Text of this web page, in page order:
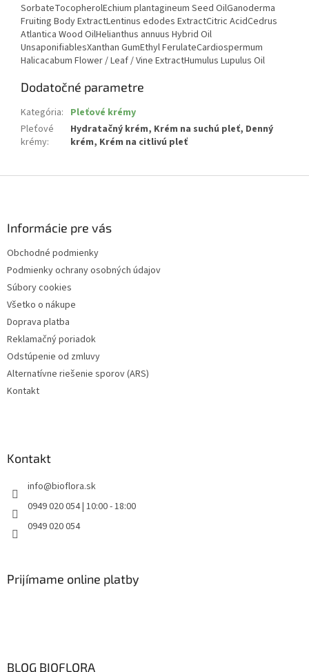
SorbateTocopherolEchium plantagineum Seed OilGanoderma
Fruiting Body ExtractLentinus edodes ExtractCitric AcidCedrus
Atlantica Wood OilHelianthus annuus Hybrid Oil
UnsaponifiablesXanthan GumEthyl FerulateCardiospermum
Halicacabum Flower / Leaf / Vine ExtractHumulus Lupulus Oil
Dodatočné parametre
Kategória: Pleťové krémy
Pleťové
krémy:
Hydratačný krém, Krém na suchú pleť, Denný
krém, Krém na citlivú pleť
Informácie pre vás
Obchodné podmienky
Podmienky ochrany osobných údajov
Súbory cookies
Všetko o nákupe
Doprava platba
Reklamačný poriadok
Odstúpenie od zmluvy
Alternatívne riešenie sporov (ARS)
Kontakt
Kontakt
info@bioflora.sk
0949 020 054 | 10:00 - 18:00
0949 020 054
Prijímame online platby
BLOG BIOFLORA